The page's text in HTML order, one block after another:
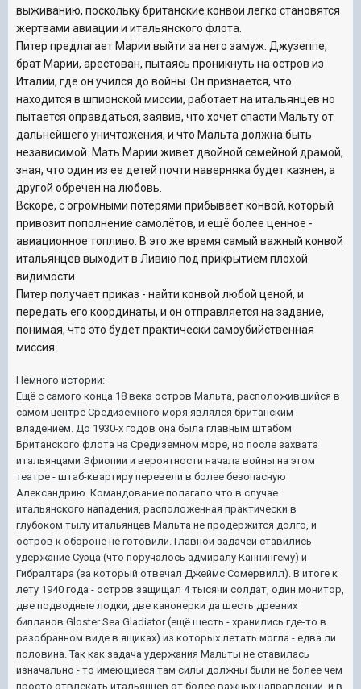
выживанию, поскольку британские конвои легко становятся
жертвами авиации и итальянского флота.
Питер предлагает Марии выйти за него замуж. Джузеппе,
брат Марии, арестован, пытаясь проникнуть на остров из
Италии, где он учился до войны. Он признается, что
находится в шпионской миссии, работает на итальянцев но
пытается оправдаться, заявив, что хочет спасти Мальту от
дальнейшего уничтожения, и что Мальта должна быть
независимой. Мать Марии живет двойной семейной драмой,
зная, что один из ее детей почти наверняка будет казнен, а
другой обречен на любовь.
Вскоре, с огромными потерями прибывает конвой, который
привозит пополнение самолётов, и ещё более ценное -
авиационное топливо. В это же время самый важный конвой
итальянцев выходит в Ливию под прикрытием плохой
видимости.
Питер получает приказ - найти конвой любой ценой, и
передать его координаты, и он отправляется на задание,
понимая, что это будет практически самоубийственная
миссия.
Немного истории:
Ещё с самого конца 18 века остров Мальта, расположившийся в
самом центре Средиземного моря являлся британским
владением. До 1930-х годов она была главным штабом
Британского флота на Средиземном море, но после захвата
итальянцами Эфиопии и вероятности начала войны на этом
театре - штаб-квартиру перевели в более безопасную
Александрию. Командование полагало что в случае
итальянского нападения, расположенная практически в
глубоком тылу итальянцев Мальта не продержится долго, и
остров к обороне не готовили. Главной задачей ставились
удержание Суэца (что поручалось адмиралу Каннингему) и
Гибралтара (за который отвечал Джеймс Сомервилл). В итоге к
лету 1940 года - остров защищал 4 тысячи солдат, один монитор,
две подводные лодки, две канонерки да шесть древних
бипланов Gloster Sea Gladiator (ещё шесть - хранились где-то в
разобранном виде в ящиках) из которых летать могла - едва ли
половина. Так как задача удержания Мальты не ставилась
изначально - то имеющиеся там силы должны были не более чем
просто отвлекать итальянцев от более важных направлений, и в